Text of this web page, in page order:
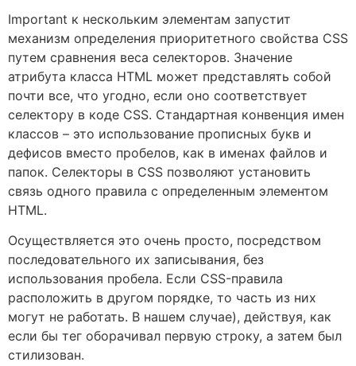
Important к нескольким элементам запустит
механизм определения приоритетного свойства CSS
путем сравнения веса селекторов. Значение
атрибута класса HTML может представлять собой
почти все, что угодно, если оно соответствует
селектору в коде CSS. Стандартная конвенция имен
классов – это использование прописных букв и
дефисов вместо пробелов, как в именах файлов и
папок. Селекторы в CSS позволяют установить
связь одного правила с определенным элементом
HTML.
Осуществляется это очень просто, посредством
последовательного их записывания, без
использования пробела. Если CSS-правила
расположить в другом порядке, то часть из них
могут не работать. В нашем случае), действуя, как
если бы тег оборачивал первую строку, а затем был
стилизован.